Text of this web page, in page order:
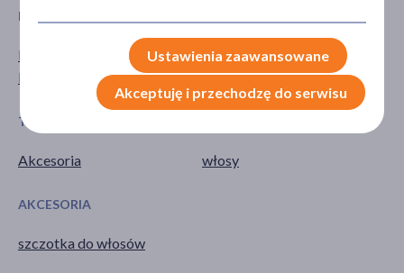
PŁEĆ
Mężczyzna
Kobieta
dla młodzieży
dla dorosłych
TYP PRODUKTU
Akcesoria włosy
AKCESORIA
szczotka do włosów
Ustawienia zaawansowane
Akceptuję i przechodzę do serwisu